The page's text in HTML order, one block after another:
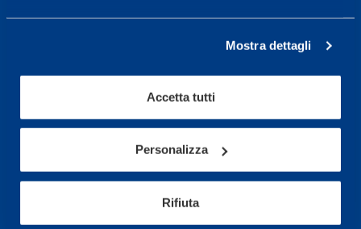
Mostra dettagli
Accetta tutti
Personalizza
Rifiuta
Sport
Cycling and MTB